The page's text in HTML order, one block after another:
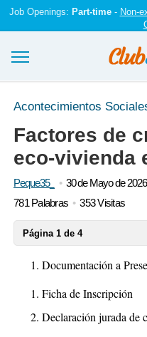
Job Openings: Part-time- Non-
Ensayos y trabajos
Registrarse
Iniciar sesión
Acontecimientos
Factores de
eco-vivienda
Peque35_
30 de Mayo de 2026
781 Palabras
353 Visitas
Página 1 de 4
Documentación a
Ficha de Inscripción
Declaración jurada de